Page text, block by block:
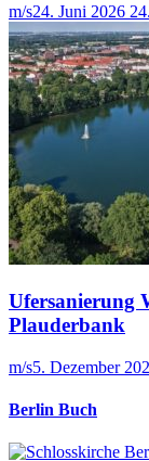
m/s24. Juni 2026
Ufersanierung
Plauderbank
m/s5. Dezember
Berlin Buch